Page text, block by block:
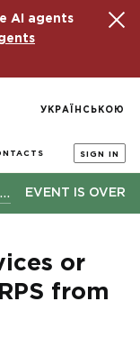
AI agents
SIGN IN
УКРАЇНСЬКОЮ
Software Architecture fwdays'23 conference EVENT IS OVER
or
from